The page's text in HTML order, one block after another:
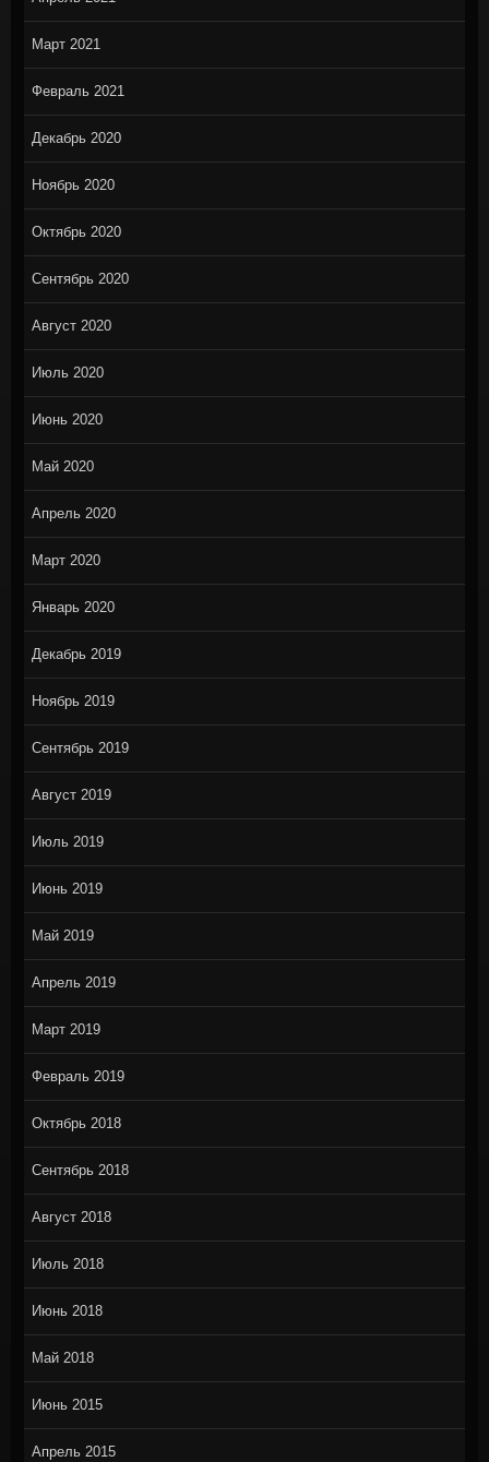
Март 2021
Февраль 2021
Декабрь 2020
Ноябрь 2020
Октябрь 2020
Сентябрь 2020
Август 2020
Июль 2020
Июнь 2020
Май 2020
Апрель 2020
Март 2020
Январь 2020
Декабрь 2019
Ноябрь 2019
Сентябрь 2019
Август 2019
Июль 2019
Июнь 2019
Май 2019
Апрель 2019
Март 2019
Февраль 2019
Октябрь 2018
Сентябрь 2018
Август 2018
Июль 2018
Июнь 2018
Май 2018
Июнь 2015
Апрель 2015